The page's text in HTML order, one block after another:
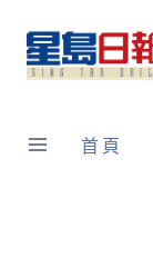
content
首頁